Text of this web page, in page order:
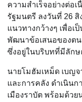
ความสำเร็จอย่างต่อ
รัฐมนตรี ลงวันที่ 26
แนวทางกว้างๆ เพื่อเ
พัฒนาข้อเสนอของต
ซึ่งอยู่ในบริบทที่มีลัก
นายโมฮัมเหม็ด เบญจ
และการคลัง ดำเนิน
เมืองราบัต พร้อมด้ว